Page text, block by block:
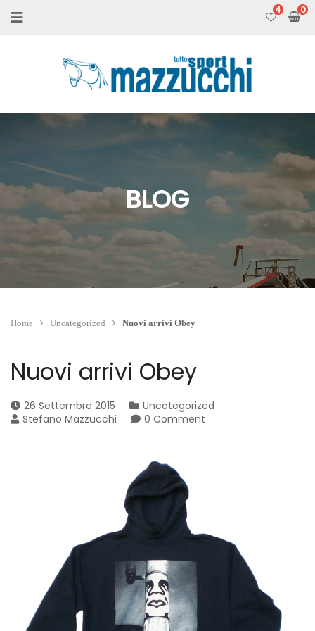
4
BLOG
Home Uncategorized Nuovi arrivi Obey
Nuovi arrivi Obey
26 Settembre 2015
Uncategorized
Stefano Mazzucchi
0 Comment